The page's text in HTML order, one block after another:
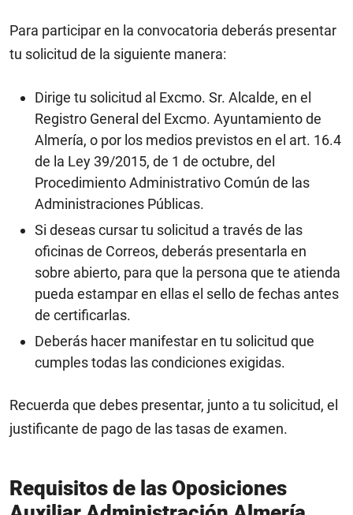
Para participar en la convocatoria deberás presentar
tu solicitud de la siguiente manera:
Dirige tu solicitud al Excmo. Sr. Alcalde, en el
Registro General del Excmo. Ayuntamiento de
Almería, o por los medios previstos en el art. 16.4
de la Ley 39/2015, de 1 de octubre, del
Procedimiento Administrativo Común de las
Administraciones Públicas.
Si deseas cursar tu solicitud a través de las
oficinas de Correos, deberás presentarla en
sobre abierto, para que la persona que te atienda
pueda estampar en ellas el sello de fechas antes
de certificarlas.
Deberás hacer manifestar en tu solicitud que
cumples todas las condiciones exigidas.
Recuerda que debes presentar, junto a tu solicitud, el
justificante de pago de las tasas de examen.
Requisitos de las Oposiciones